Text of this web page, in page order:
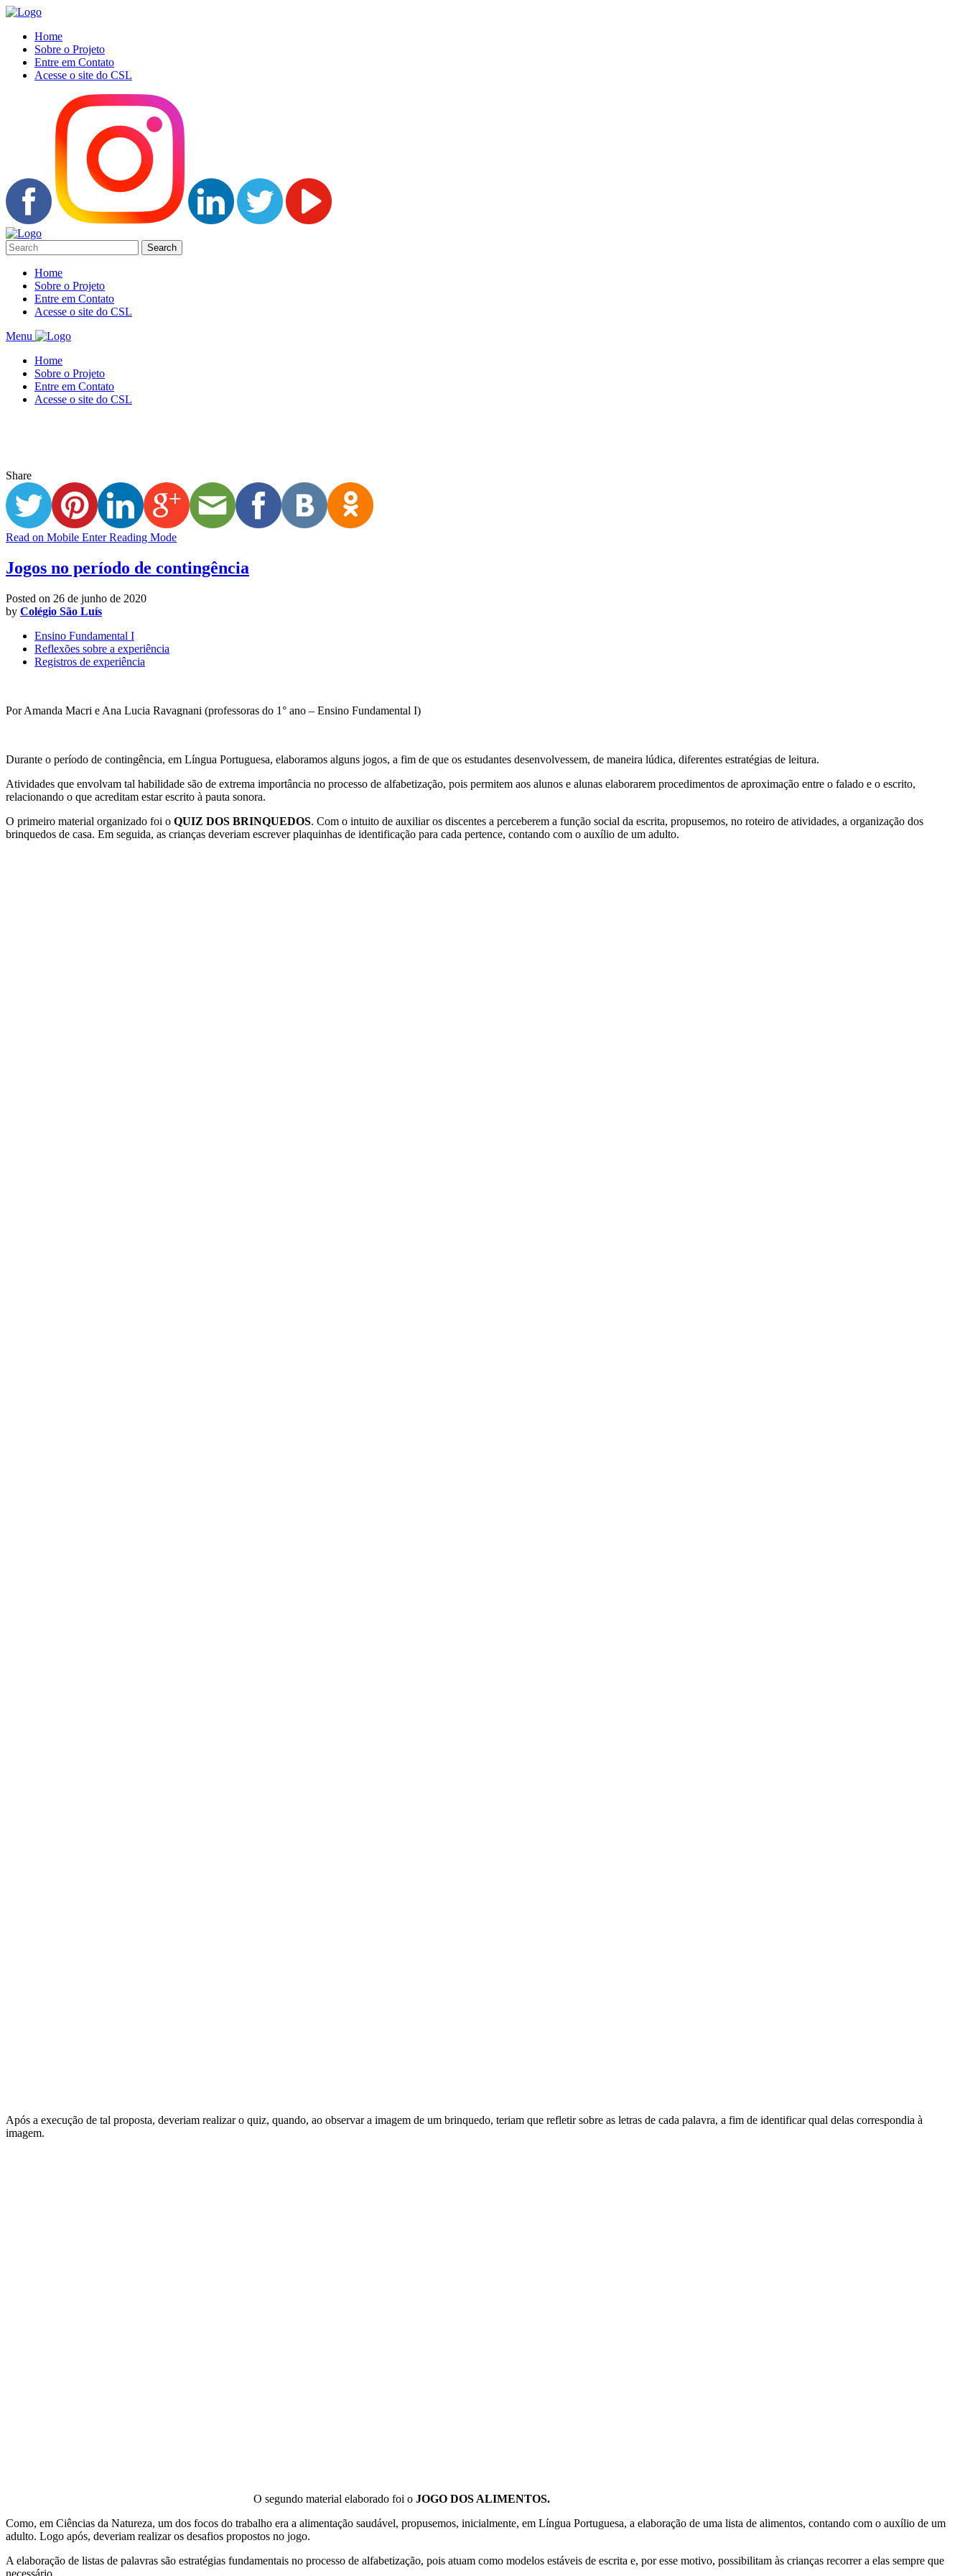
Home
Sobre o Projeto
Entre em Contato
Acesse o site do CSL
Home
Sobre o Projeto
Entre em Contato
Acesse o site do CSL
Menu
Home
Sobre o Projeto
Entre em Contato
Acesse o site do CSL
Share
Read on Mobile Enter Reading Mode
Jogos no período de contingência
Posted on 26 de junho de 2020
by Colégio São Luís
Ensino Fundamental I
Reflexões sobre a experiência
Registros de experiência
Por Amanda Macri e Ana Lucia Ravagnani (professoras do 1° ano – Ensino Fundamental I)
Durante o período de contingência, em Língua Portuguesa, elaboramos alguns jogos, a fim de que os estudantes desenvolvessem, de maneira lúdica, diferentes estratégias de leitura.
Atividades que envolvam tal habilidade são de extrema importância no processo de alfabetização, pois permitem aos alunos e alunas elaborarem procedimentos de aproximação entre o falado e o escrito,
relacionando o que acreditam estar escrito à pauta sonora.
O primeiro material organizado foi o QUIZ DOS BRINQUEDOS. Com o intuito de auxiliar os discentes a perceberem a função social da escrita, propusemos, no roteiro de atividades, a organização dos
brinquedos de casa. Em seguida, as crianças deveriam escrever plaquinhas de identificação para cada pertence, contando com o auxílio de um adulto.
Após a execução de tal proposta, deveriam realizar o quiz, quando, ao observar a imagem de um brinquedo, teriam que refletir sobre as letras de cada palavra, a fim de identificar qual delas correspondia à
imagem.
O segundo material elaborado foi o JOGO DOS ALIMENTOS.
Como, em Ciências da Natureza, um dos focos do trabalho era a alimentação saudável, propusemos, inicialmente, em Língua Portuguesa, a elaboração de uma lista de alimentos, contando com o auxílio de um
adulto. Logo após, deveriam realizar os desafios propostos no jogo.
A elaboração de listas de palavras são estratégias fundamentais no processo de alfabetização, pois atuam como modelos estáveis de escrita e, por esse motivo, possibilitam às crianças recorrer a elas sempre que
necessário.